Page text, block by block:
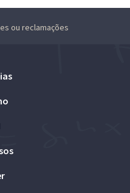
ou reclamações